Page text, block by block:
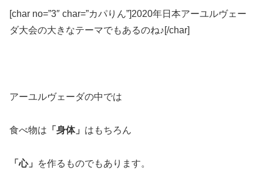
[char no=”3″ char=”カパりん”]2020年日本アーユルヴェー
ダ大会の大きなテーマでもあるのね♪[/char]
アーユルヴェーダの中では
食べ物は 「身体」 はもちろん
「心」 を作るものでもあります。